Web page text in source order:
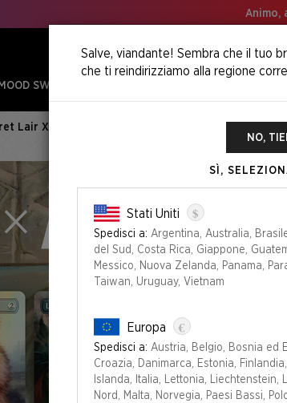
Animo,
MOOD SWINGS
Lair X Fallout®: Greet The Dog Foil Edition​
Salve, viandante! Sembra che il tuo
che ti reindirizziamo alla regione
NO,
SÌ,
Stati Uniti $
Spedisci a: Argentina, Australia,
del Sud, Costa Rica, Giappone,
Messico, Nuova Zelanda, Panama,
Taiwan, Uruguay, Vietnam
Europa €
Spedisci a: Austria, Belgio, Bosnia ed
Croazia, Danimarca, Estonia,
Islanda, Italia, Lettonia, Liechtenstein,
Nord, Malta, Norvegia, Paesi Bassi,